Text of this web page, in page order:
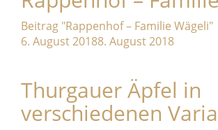
Beitrag "Rappenhof – Familie Wägeli"
6. August 20188. August 2018
Thurgauer Äpfel in
verschiedenen